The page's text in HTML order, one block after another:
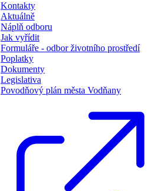
Kontakty
Aktuálně
Náplň odboru
Jak vyřídit
Formuláře - odbor životního prostředí
Poplatky
Dokumenty
Legislativa
Povodňový plán města Vodňany